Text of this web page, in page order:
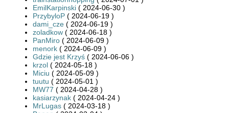
EmilKarpinski ( 2024-06-30 )
PrzybyloP ( 2024-06-19 )
dami_cze ( 2024-06-19 )
zoladkow ( 2024-06-18 )
PanMiro ( 2024-06-09 )
menork ( 2024-06-09 )
Gdzie jest Krzyś ( 2024-06-06 )
krzol ( 2024-05-18 )
Miciu ( 2024-05-09 )
tuutu ( 2024-05-01 )
MW77 ( 2024-04-28 )
kasiarzynak ( 2024-04-24 )
MrLugas ( 2024-03-18 )